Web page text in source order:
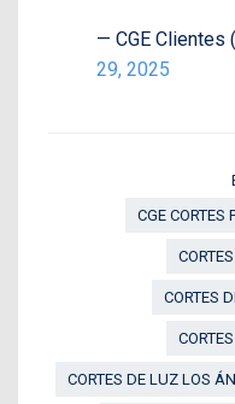
— CGE Clientes
29, 2025
CGE CORTES
CORTES
CORTES DE LUZ LOS